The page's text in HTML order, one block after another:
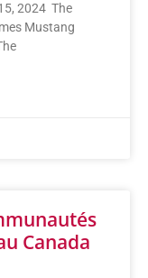
2024 The
Mustang
Canada